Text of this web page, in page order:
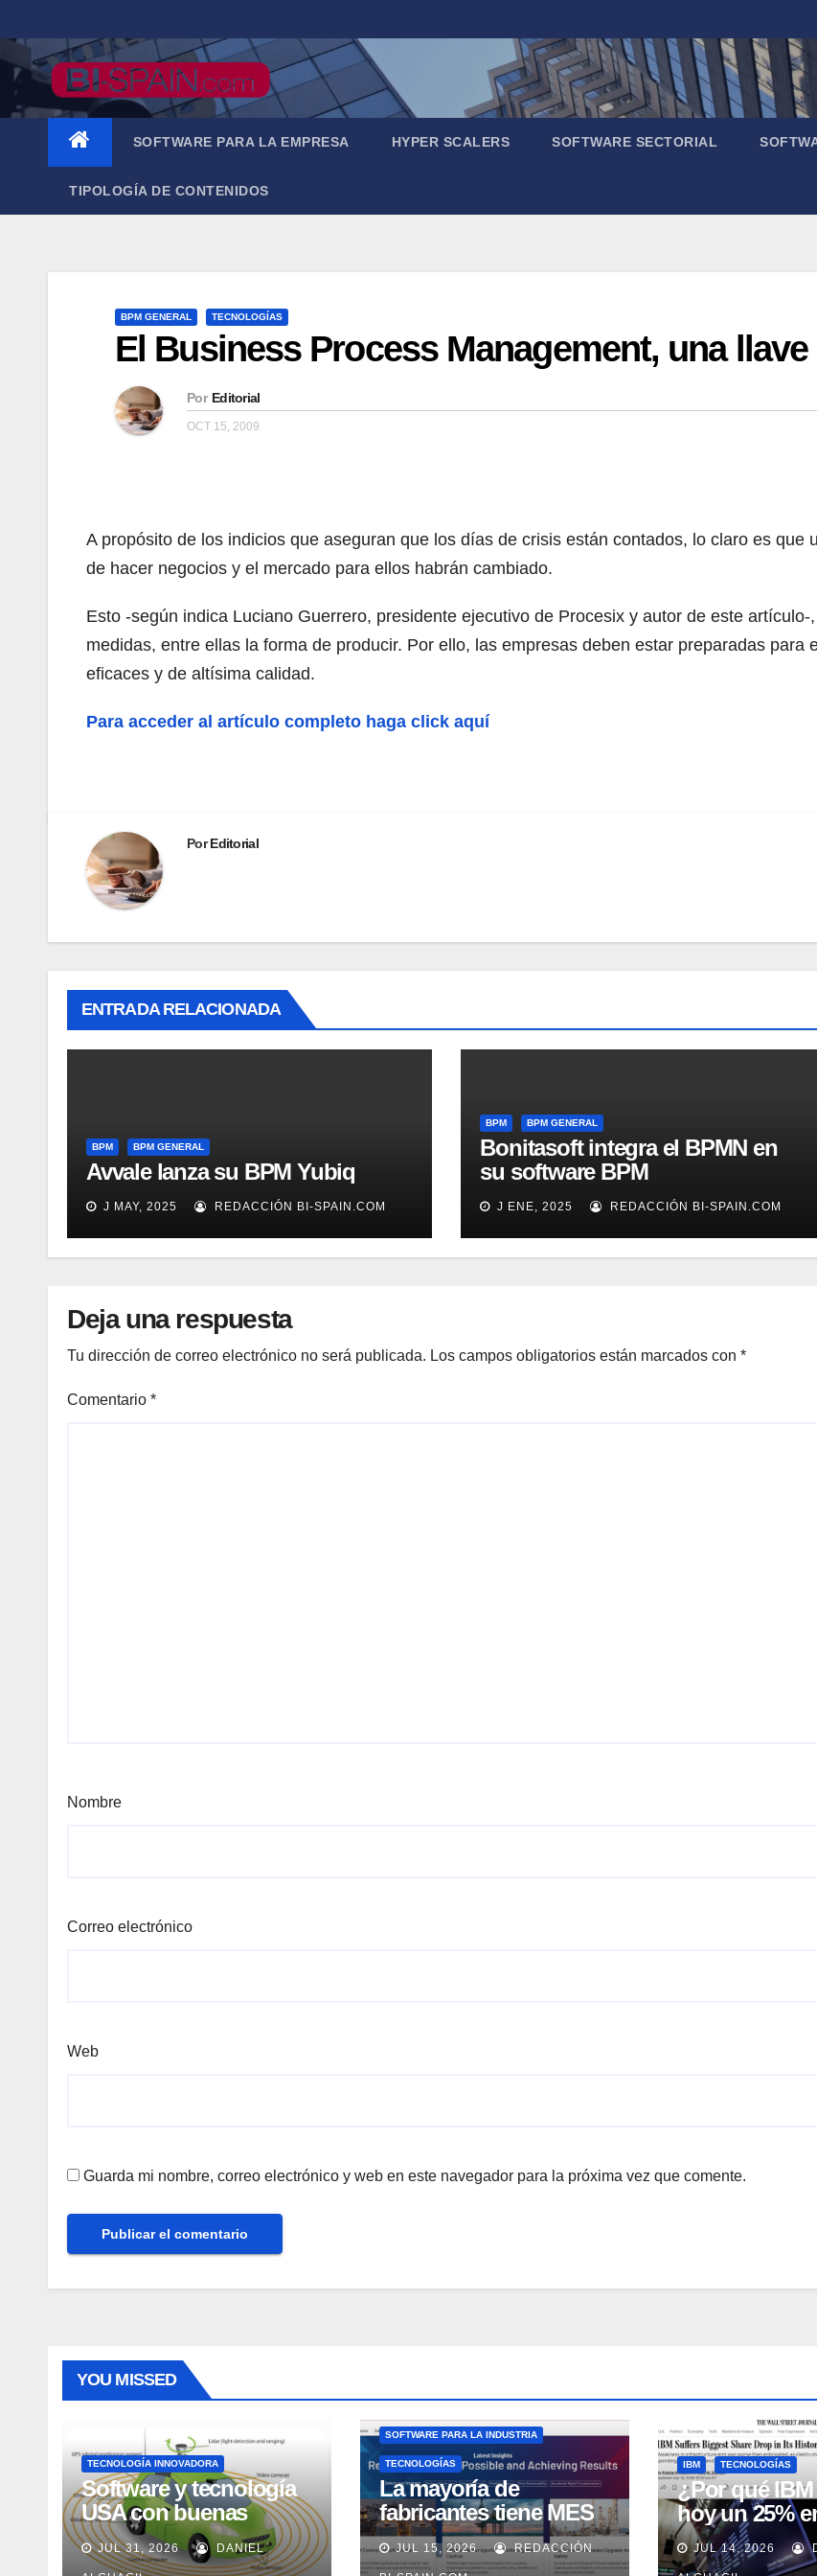
al
contenido
SOFTWARE PARA LA EMPRESA HYPER SCALERS SOFTWARE SECTORIAL
TIPOLOGÍA DE CONTENIDOS
BPM GENERAL TECNOLOGÍAS
El Business Process Management, una
Por Editorial
OCT 15, 2009
A propósito de los indicios que aseguran que los días de crisis están contados, lo claro es que
de hacer negocios y el mercado para ellos habrán cambiado.
Esto -según indica Luciano Guerrero, presidente ejecutivo de Procesix y autor de este
medidas, entre ellas la forma de producir. Por ello, las empresas deben estar preparadas
eficaces y de altísima calidad.
Para acceder al artículo completo haga click aquí
PorEditorial
ENTRADA RELACIONADA
BPM BPM GENERAL
Avvale lanza su BPM Yubiq
J MAY, 2025 REDACCIÓN BI-SPAIN.COM
BPM BPM GENERAL
Bonitasoft integra el BPMN en
su software BPM
J ENE, 2025 REDACCIÓN BI-SPAIN.COM
Deja una respuesta
Tu dirección de correo electrónico no será publicada. Los campos obligatorios están marcados con *
Comentario *
Nombre
Correo electrónico
Web
Guarda mi nombre, correo electrónico y web en este navegador para la próxima vez que comente.
YOU MISSED
TECNOLOGÍA INNOVADORA
Software y tecnología
USA con buenas
expectativas en ventas
en los próximos 2
JUL 31, 2026 DANIEL
SOFTWARE PARA LA INDUSTRIA
TECNOLOGÍAS
La mayoría de
fabricantes tiene MES
pero no lo usa
adecuadamente, según
JUL 15, 2026 REDACCIÓN
IBM TECNOLOGÍAS
¿Por qué
hoy un 25%
JUL 14, 2026